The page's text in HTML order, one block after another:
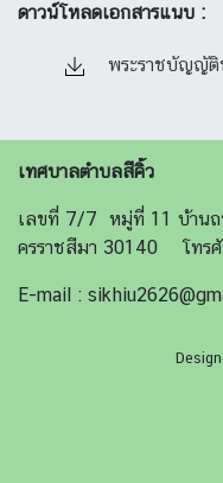
ดาวน์โหลดเอกสารแนบ :
พระราชบัญญั
เทศบาลตำบลสีคิ้ว
เลขที่ 7/7 หมู่ที่ 11 บ้านถ
ครราชสีมา 30140 โทร
E-mail :